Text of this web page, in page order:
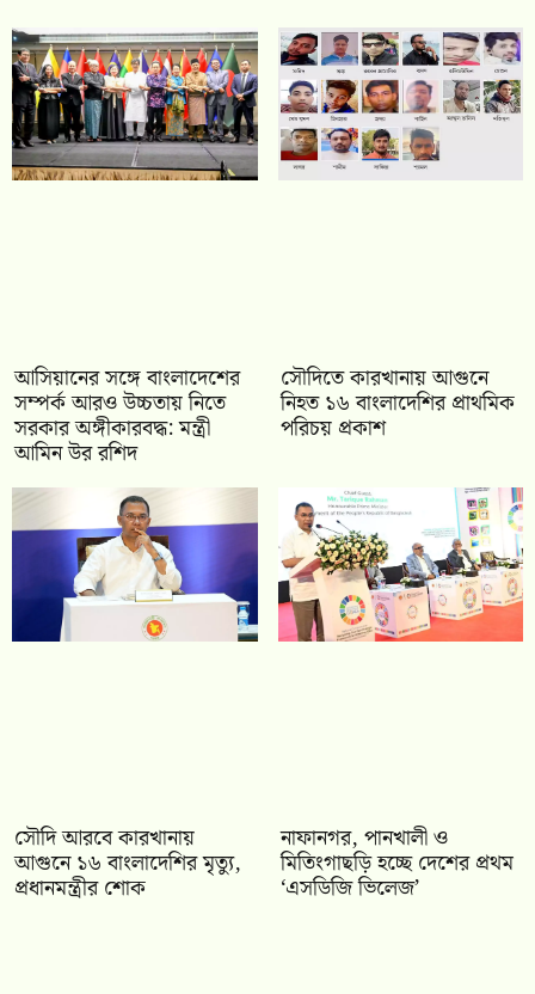
আসিয়ানের সঙ্গে বাংলাদেশের
সম্পর্ক আরও উচ্চতায় নিতে
সরকার অঙ্গীকারবদ্ধ: মন্ত্রী
আমিন উর রশিদ
সৌদিতে কারখানায় আগুনে
নিহত ১৬ বাংলাদেশির প্রাথমিক
পরিচয় প্রকাশ
সৌদি আরবে কারখানায়
আগুনে ১৬ বাংলাদেশির মৃত্যু,
প্রধানমন্ত্রীর শোক
নাফানগর, পানখালী ও
মিতিংগাছড়ি হচ্ছে দেশের প্রথম
‘এসডিজি ভিলেজ’